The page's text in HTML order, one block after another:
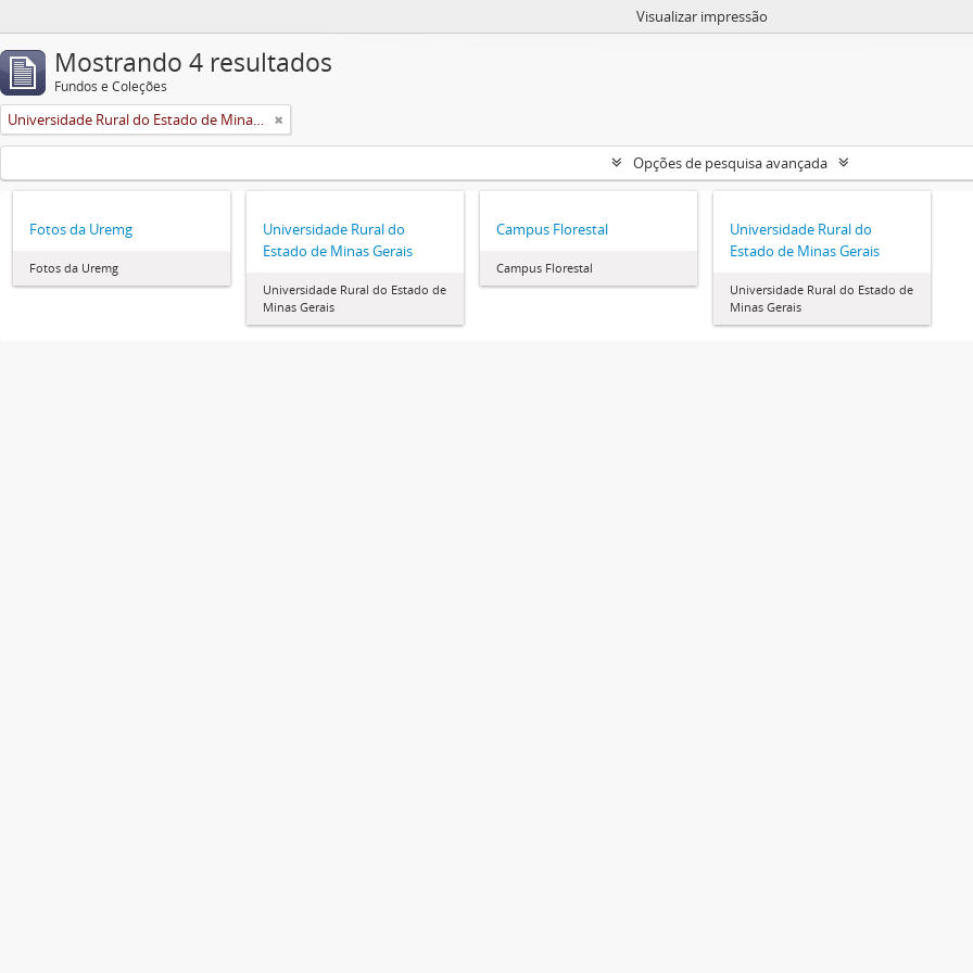
Visualizar impressão
Mostrando 4 resultados
Fundos e Coleções
Universidade Rural do Estado de Minas Gerais (Uremg)
Opções de pesquisa avançada
Fotos da Uremg
Fotos da Uremg
Universidade Rural do
Estado de Minas Gerais
Universidade Rural do Estado de
Minas Gerais
Campus Florestal
Campus Florestal
Universidade Rural do
Estado de Minas Gerais
Universidade Rural do Estado de
Minas Gerais